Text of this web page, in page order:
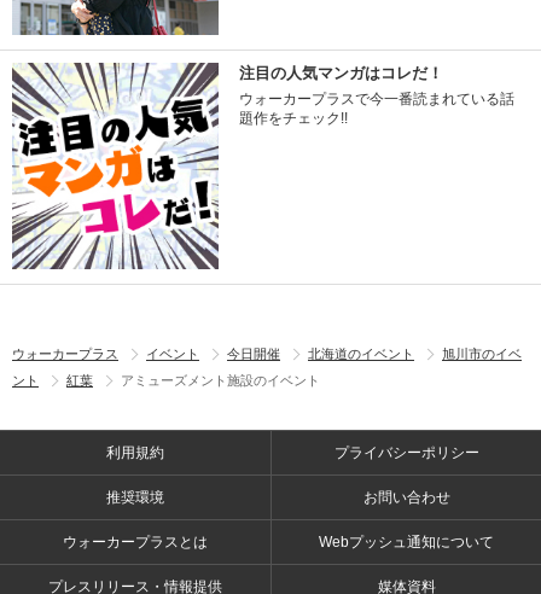
注目の人気マンガはコレだ！
ウォーカープラスで今一番読まれている話
題作をチェック!!
ウォーカープラス イベント 今日開催 北海道のイベント
旭川市のイベ
ント
紅葉 アミューズメント施設のイベント
利用規約 プライバシーポリシー
推奨環境 お問い合わせ
ウォーカープラスとは Webプッシュ通知について
プレスリリース・情報提供 媒体資料